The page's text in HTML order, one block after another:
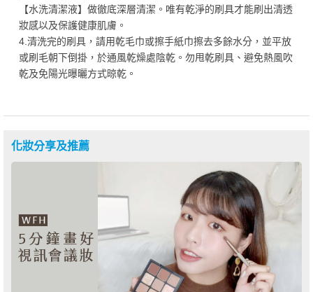
【水洗清潔液】做徹底深層清潔。唯有乾淨的刷具才能刷出清透
妝感以及保護健康肌膚。
4.清洗完的刷具，請用乾毛巾或擦手紙巾擦去多餘水分，並平放
或刷毛朝下倒掛，於通風乾燥處陰乾。勿甩乾刷具、避免熱風吹
乾及免陽光曝曬方式晾乾。
化妝分享及推薦